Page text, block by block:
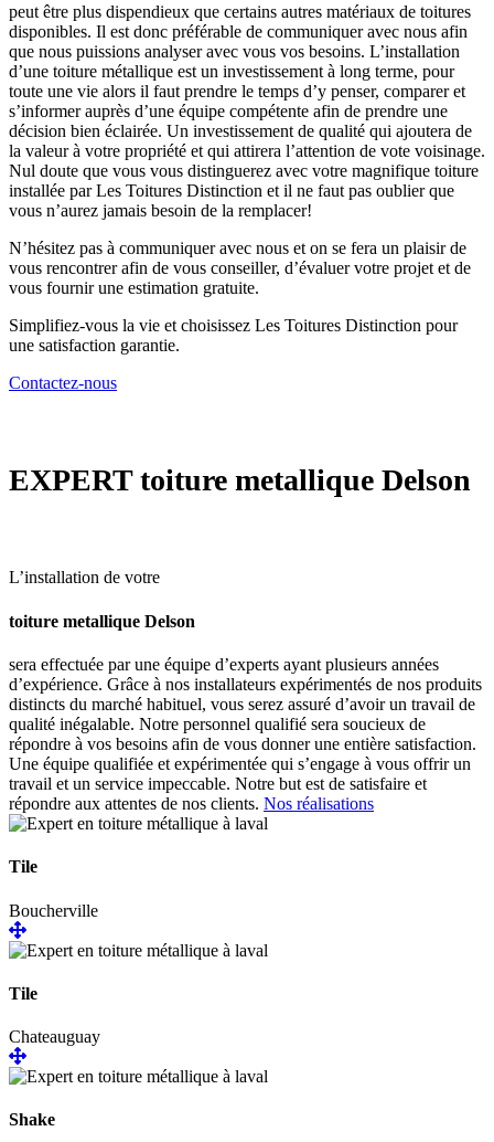
peut être plus dispendieux que certains autres matériaux de toitures
disponibles. Il est donc préférable de communiquer avec nous afin
que nous puissions analyser avec vous vos besoins. L’installation
d’une toiture métallique est un investissement à long terme, pour
toute une vie alors il faut prendre le temps d’y penser, comparer et
s’informer auprès d’une équipe compétente afin de prendre une
décision bien éclairée. Un investissement de qualité qui ajoutera de
la valeur à votre propriété et qui attirera l’attention de vote voisinage.
Nul doute que vous vous distinguerez avec votre magnifique toiture
installée par Les Toitures Distinction et il ne faut pas oublier que
vous n’aurez jamais besoin de la remplacer!
N’hésitez pas à communiquer avec nous et on se fera un plaisir de
vous rencontrer afin de vous conseiller, d’évaluer votre projet et de
vous fournir une estimation gratuite.
Simplifiez-vous la vie et choisissez Les Toitures Distinction pour
une satisfaction garantie.
Contactez-nous
EXPERTtoiture metallique Delson
L’installation de votre
toiture metallique Delson
sera effectuée par une équipe d’experts ayant plusieurs années
d’expérience. Grâce à nos installateurs expérimentés de nos produits
distincts du marché habituel, vous serez assuré d’avoir un travail de
qualité inégalable. Notre personnel qualifié sera soucieux de
répondre à vos besoins afin de vous donner une entière satisfaction.
Une équipe qualifiée et expérimentée qui s’engage à vous offrir un
travail et un service impeccable. Notre but est de satisfaire et
répondre aux attentes de nos clients. Nos réalisations
Tile
Boucherville
Tile
Chateauguay
Shake